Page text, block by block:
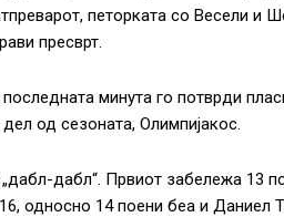
петорката со Весели и
пресврт.
минута го потврди
од сезоната, Олимпијакос.
дабл“. Првиот забележа 13
односно 14 поени беа и Даниел